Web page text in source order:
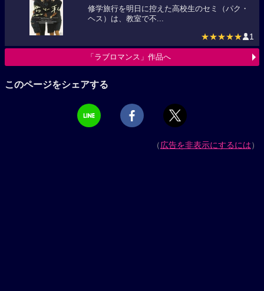
修学旅行を明日に控えた高校生のセミ（パク・
ヘス）は、教室で不...
★★★★★ 1
「ラブロマンス」作品へ
このページをシェアする
（広告を非表示にするには）